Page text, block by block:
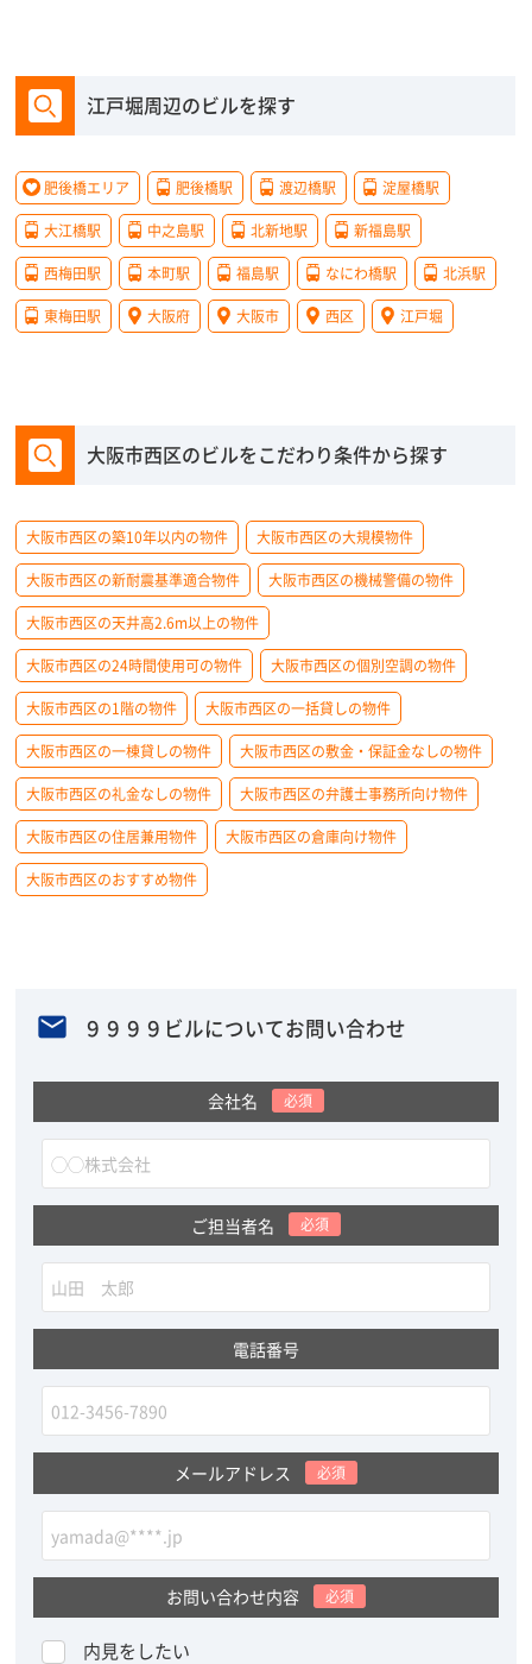
江戸堀周辺のビルを探す
肥後橋エリア 肥後橋駅 渡辺橋駅 淀屋橋駅
大江橋駅 中之島駅 北新地駅 新福島駅
西梅田駅 本町駅 福島駅 なにわ橋駅 北浜駅
東梅田駅 大阪府 大阪市 西区 江戸堀
大阪市西区のビルをこだわり条件から探す
大阪市西区の築10年以内の物件 大阪市西区の大規模物件
大阪市西区の新耐震基準適合物件 大阪市西区の機械警備の物件
大阪市西区の天井高2.6m以上の物件
大阪市西区の24時間使用可の物件 大阪市西区の個別空調の物件
大阪市西区の1階の物件 大阪市西区の一括貸しの物件
大阪市西区の一棟貸しの物件 大阪市西区の敷金・保証金なしの物件
大阪市西区の礼金なしの物件 大阪市西区の弁護士事務所向け物件
大阪市西区の住居兼用物件 大阪市西区の倉庫向け物件
大阪市西区のおすすめ物件
９９９９ビルについてお問い合わせ
会社名 必須
ご担当者名 必須
電話番号
メールアドレス 必須
お問い合わせ内容 必須
内見をしたい